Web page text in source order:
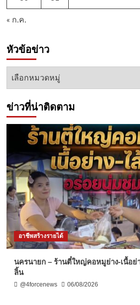
« ก.ค.
หัวข้อข่าว
หัวข้อ
ข่าวที่น่าติดตาม
อาชีพสร้างรายได้
นครนายก – ร้านตี๋ใหญ่คอหมูย่าง-เนื้อย่
ลิ้น
@4forcenews 06/08/2026